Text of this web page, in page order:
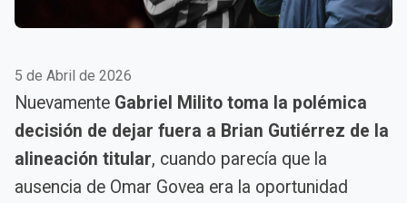
5 de Abril de 2026
Nuevamente Gabriel Milito toma la polémica
decisión de dejar fuera a Brian Gutiérrez de la
alineación titular, cuando parecía que la
ausencia de Omar Govea era la oportunidad